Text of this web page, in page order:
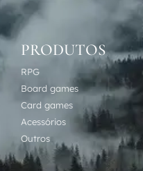
PRODUTOS
RPG
Board games
Card games
Acessórios
Outros